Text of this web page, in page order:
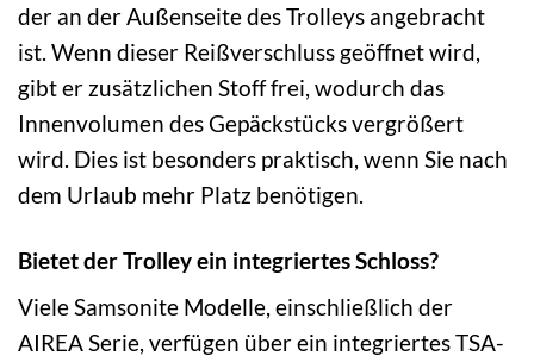
der an der Außenseite des Trolleys angebracht
ist. Wenn dieser Reißverschluss geöffnet wird,
gibt er zusätzlichen Stoff frei, wodurch das
Innenvolumen des Gepäckstücks vergrößert
wird. Dies ist besonders praktisch, wenn Sie nach
dem Urlaub mehr Platz benötigen.
Bietet der Trolley ein integriertes Schloss?
Viele Samsonite Modelle, einschließlich der
AIREA Serie, verfügen über ein integriertes TSA-